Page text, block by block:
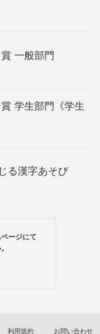
一般部門
学生部門《学生
る漢字あそび
ージにて
利用規約 お問い合わせ